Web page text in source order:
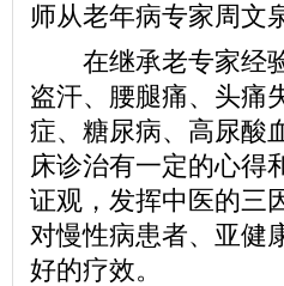
师从老年病专家周文
在继承老专家经验
盗汗、腰腿痛、头痛
症、糖尿病、高尿酸
床诊治有一定的心得
证观，发挥中医的三
对慢性病患者、亚健
好的疗效。